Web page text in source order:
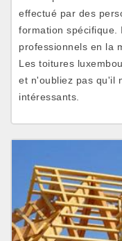
effectué par des
formation spécifique.
professionnels en la
Les toitures
et n'oubliez pas qu'il
intéressants.